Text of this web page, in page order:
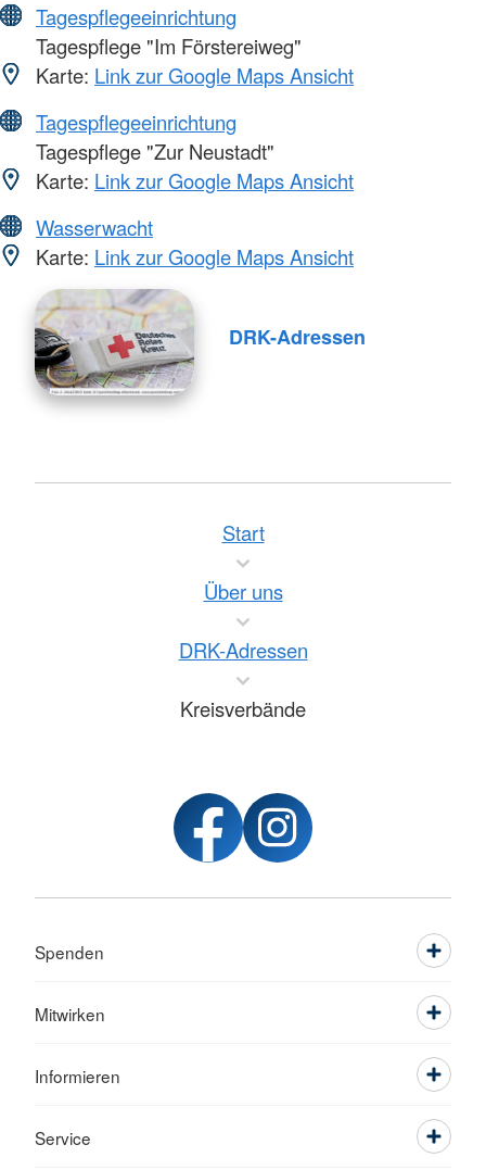
Tagespflegeeinrichtung
Tagespflege "Im Förstereiweg"
Karte: Link zur Google Maps Ansicht
Tagespflegeeinrichtung
Tagespflege "Zur Neustadt"
Karte: Link zur Google Maps Ansicht
Wasserwacht
Karte: Link zur Google Maps Ansicht
DRK-Adressen
Start
Über uns
DRK-Adressen
Kreisverbände
Spenden
Mitwirken
Informieren
Service